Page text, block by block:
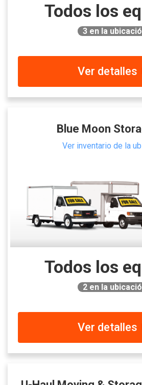
Todos los
3en la
Ver detalles
Blue Moon
Ver inventario de la
Todos los
2en la
Ver detalles